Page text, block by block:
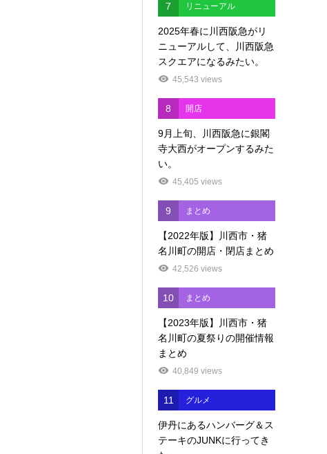
7 リニューアル
2025年春に川西阪急がリ
ニューアルして、川西阪急
スクエアになるみたい。
45,543 views
8 開店
9月上旬、川西阪急に銀閣
寺大西がオープンするみた
い。
45,405 views
9 まとめ
【2022年版】川西市・猪
名川町の開店・閉店まとめ
42,526 views
10 まとめ
【2023年版】川西市・猪
名川町の夏祭りの開催情報
まとめ
40,849 views
11 グルメ
伊丹にあるハンバーグ＆ス
テーキのJUNKに行ってき